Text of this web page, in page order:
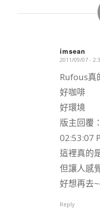
imsean
says:
2011/09/07 -
Rufous真
好咖啡
好環境
版主回覆
02:53:07
這裡真的
但讓人感
好想再去
Reply